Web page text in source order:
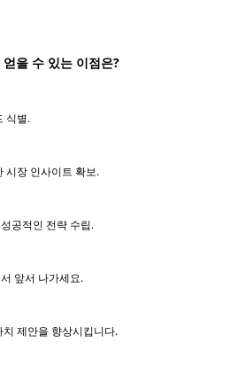
을 수 있는 이점은?
식별.
시장 인사이트 확보.
공적인 전략 수립.
앞서 나가세요.
제안을 향상시킵니다.